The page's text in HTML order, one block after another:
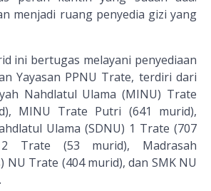
menjadi ruang penyedia gizi yang
ini bertugas melayani penyediaan
Yayasan PPNU Trate, terdiri dari
Nahdlatul Ulama (MINU) Trate
MINU Trate Putri (641 murid),
Ulama (SDNU) 1 Trate (707
Trate (53 murid), Madrasah
NU Trate (404 murid), dan SMK NU